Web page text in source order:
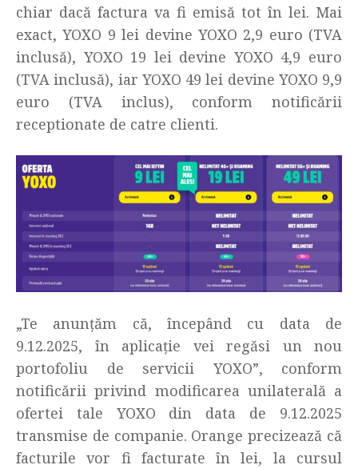
chiar dacă factura va fi emisă tot în lei. Mai
exact, YOXO 9 lei devine YOXO 2,9 euro (TVA
inclusă), YOXO 19 lei devine YOXO 4,9 euro
(TVA inclusă), iar YOXO 49 lei devine YOXO 9,9
euro (TVA inclus), conform notificării
receptionate de catre clienti.
„Te anunţăm că, începând cu data de
9.12.2025, în aplicaţie vei regăsi un nou
portofoliu de servicii YOXO”, conform
notificării privind modificarea unilaterală a
ofertei tale YOXO din data de 9.12.2025
transmise de companie. Orange precizează că
facturile vor fi facturate în lei, la cursul